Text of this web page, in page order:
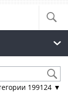
199124 ▼